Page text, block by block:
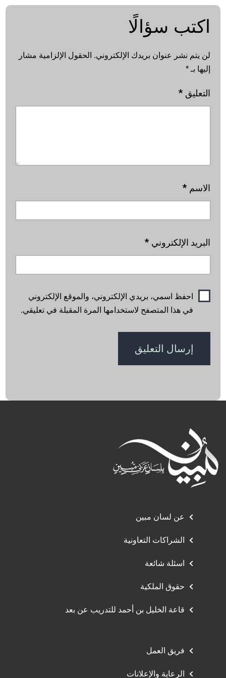
اكتب سؤالًا
لن يتم نشر عنوان بريدك الإلكتروني. الحقول الإلزامية مشار
إليها بـ*
التعليق*
الاسم*
البريد الإلكتروني*
احفظ اسمي، بريدي الإلكتروني، والموقع الإلكتروني
في هذا المتصفح لاستخدامها المرة المقبلة في تعليقي.
عن لسان مبين
الشراكات التعاونية
اسئلة شائعة
حقوق الملكية
قاعة الخليل بن أحمد للتدريب عن بعد
فريق العمل
الرعاية والإعلانات